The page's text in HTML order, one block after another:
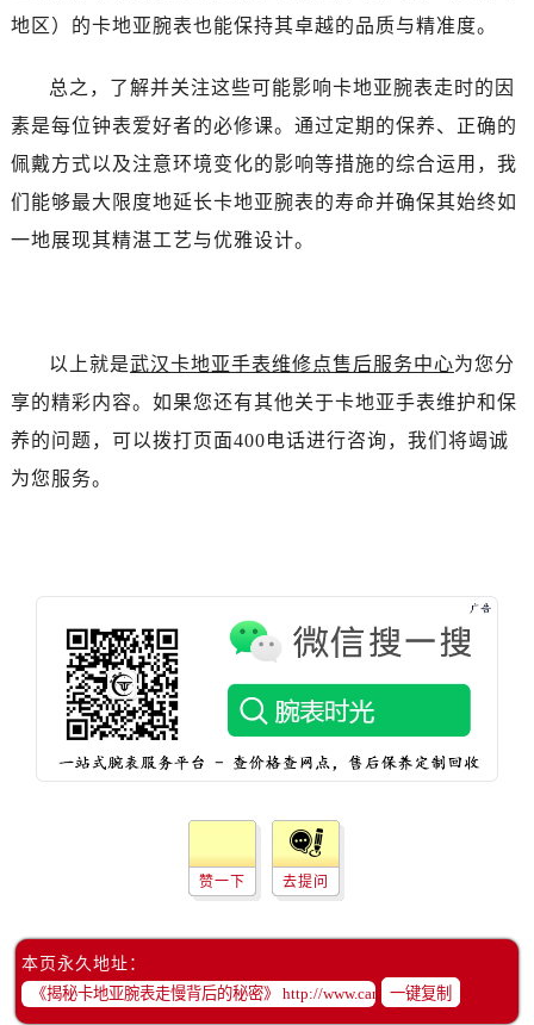
地区）的卡地亚腕表也能保持其卓越的品质与精准度。
总之，了解并关注这些可能影响卡地亚腕表走时的因
素是每位钟表爱好者的必修课。通过定期的保养、正确的
佩戴方式以及注意环境变化的影响等措施的综合运用，我
们能够最大限度地延长卡地亚腕表的寿命并确保其始终如
一地展现其精湛工艺与优雅设计。
以上就是武汉卡地亚手表维修点售后服务中心为您分
享的精彩内容。如果您还有其他关于卡地亚手表维护和保
养的问题，可以拨打页面400电话进行咨询，我们将竭诚
为您服务。
赞一下 去提问
本页永久地址：
一键复制